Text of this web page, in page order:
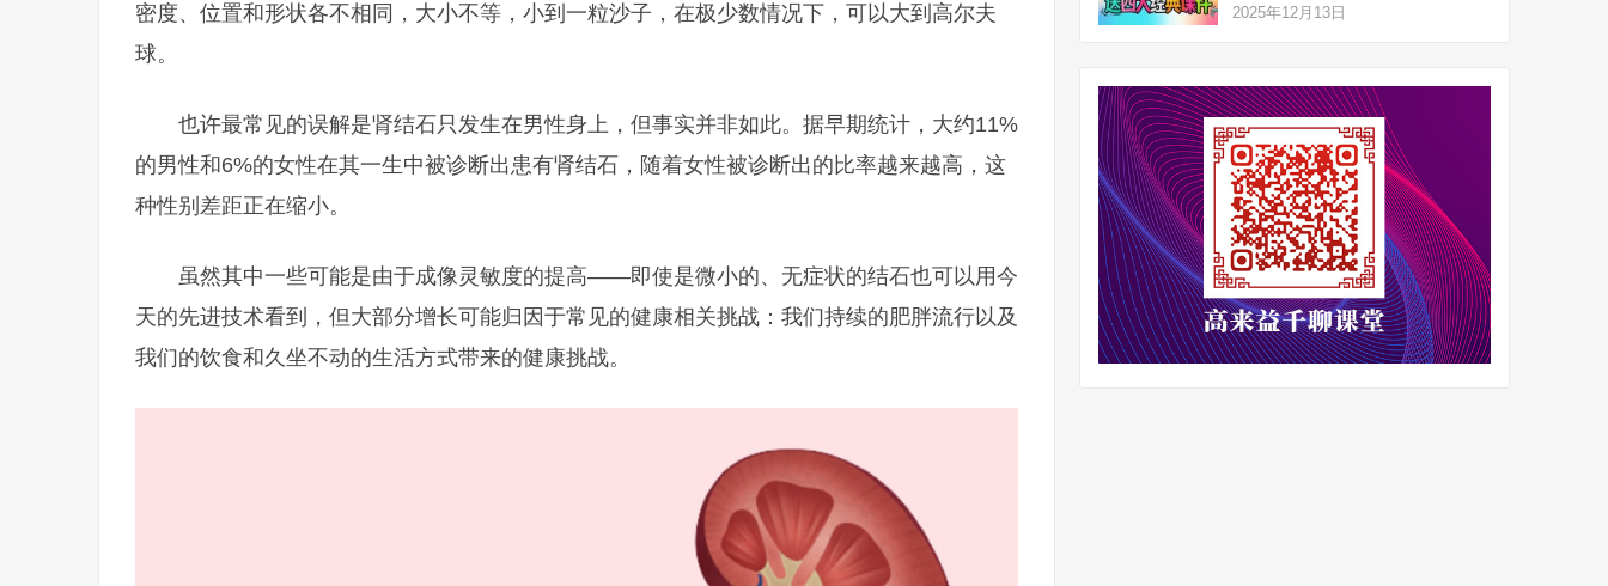
密度、位置和形状各不相同，大小不等，小到一粒沙子，在极少数情况下，可以大到高尔夫
球。
也许最常见的误解是肾结石只发生在男性身上，但事实并非如此。据早期统计，大约11%
的男性和6%的女性在其一生中被诊断出患有肾结石，随着女性被诊断出的比率越来越高，这
种性别差距正在缩小。
虽然其中一些可能是由于成像灵敏度的提高——即使是微小的、无症状的结石也可以用今
天的先进技术看到，但大部分增长可能归因于常见的健康相关挑战：我们持续的肥胖流行以及
我们的饮食和久坐不动的生活方式带来的健康挑战。
2025年12月13日